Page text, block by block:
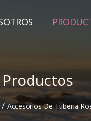
Productos
/ Accesorios De Tubería